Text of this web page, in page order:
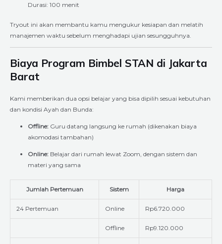
Durasi: 100 menit
Tryout ini akan membantu kamu mengukur kesiapan dan melatih
manajemen waktu sebelum menghadapi ujian sesungguhnya.
Biaya Program Bimbel STAN di Jakarta
Barat
Kami memberikan dua opsi belajar yang bisa dipilih sesuai kebutuhan
dan kondisi Ayah dan Bunda:
Offline: Guru datang langsung ke rumah (dikenakan biaya
akomodasi tambahan)
Online: Belajar dari rumah lewat Zoom, dengan sistem dan
materi yang sama
Jumlah Pertemuan Sistem Harga
24 Pertemuan Online Rp6.720.000
Offline Rp9.120.000